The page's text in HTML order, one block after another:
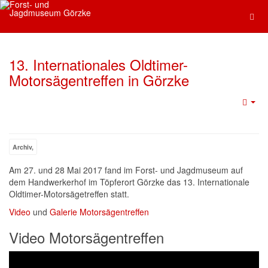
13. Internationales Oldtimer-
Motorsägentreffen in Görzke
Archiv,
Am 27. und 28 Mai 2017 fand im Forst- und Jagdmuseum auf
dem Handwerkerhof im Töpferort Görzke das 13. Internationale
Oldtimer-Motorsägetreffen statt.
Video und Galerie Motorsägentreffen
Video Motorsägentreffen